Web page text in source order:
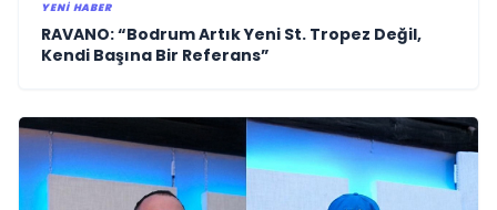
YENI HABER
RAVANO: “Bodrum Artık Yeni St. Tropez Değil,
Kendi Başına Bir Referans”